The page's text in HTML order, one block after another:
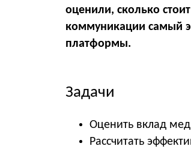
оценили, сколько
коммуникации самый
платформы.
Задачи
Оценить вклад
Рассчитать